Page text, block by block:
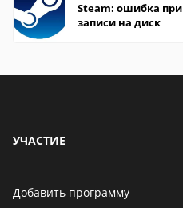
Steam: ошибка при
записи на диск
УЧАСТИЕ
Добавить программу